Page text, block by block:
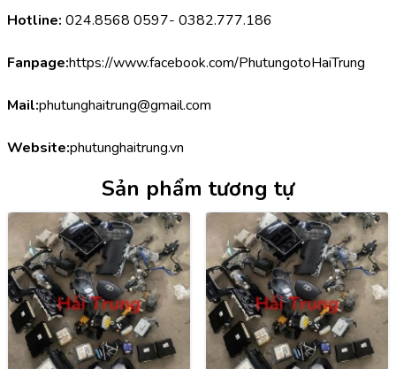
Hotline: 024.8568 0597- 0382.777.186
Fanpage:https://www.facebook.com/PhutungotoHaiTrung
Mail:phutunghaitrung@gmail.com
Website:phutunghaitrung.vn
Sản phẩm tương tự